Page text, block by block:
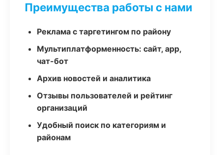
Преимущества работы с нами
Реклама с таргетингом по району
Мультиплатформенность: сайт, app,
чат-бот
Архив новостей и аналитика
Отзывы пользователей и рейтинг
организаций
Удобный поиск по категориям и
районам